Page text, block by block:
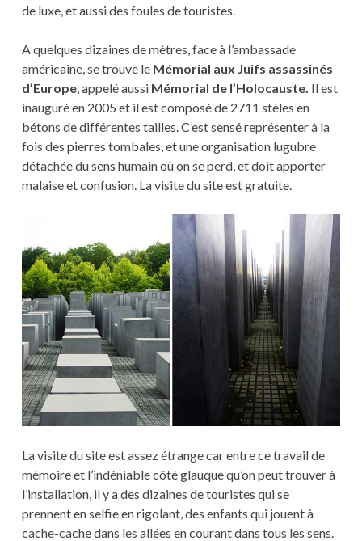
de luxe, et aussi des foules de touristes.
A quelques dizaines de mètres, face à l’ambassade
américaine, se trouve le Mémorial aux Juifs assassinés
d’Europe, appelé aussi Mémorial de l’Holocauste. Il est
inauguré en 2005 et il est composé de 2711 stèles en
bétons de différentes tailles. C’est sensé représenter à la
fois des pierres tombales, et une organisation lugubre
détachée du sens humain où on se perd, et doit apporter
malaise et confusion. La visite du site est gratuite.
La visite du site est assez étrange car entre ce travail de
mémoire et l’indéniable côté glauque qu’on peut trouver à
l’installation, il y a des dizaines de touristes qui se
prennent en selfie en rigolant, des enfants qui jouent à
cache-cache dans les allées en courant dans tous les sens.